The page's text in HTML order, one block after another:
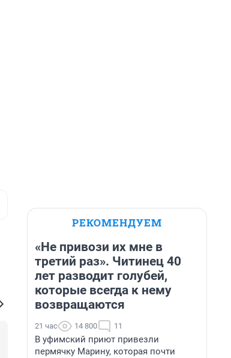
РЕКОМЕНДУЕМ
«Не привози их мне в
третий раз». Читинец 40
лет разводит голубей,
которые всегда к нему
возвращаются
21 час 14 800 11
В уфимский приют привезли
пермячку Марину, которая почти